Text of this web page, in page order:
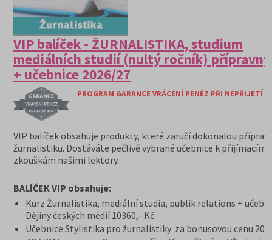
VIP balíček - ŽURNALISTIKA, studium
mediálních studií (nultý ročník)
+ učebnice 2026/27
PROGRAM GARANCE VRÁCENÍ PENĚZ PŘI NEPŘIJETÍ
VIP balíček obsahuje produkty, které zaručí dokonalou
žurnalistiku. Dostáváte pečlivě vybrané učebnice k přijímacím
zkouškám našimi lektory.
BALÍČEK VIP obsahuje:
Kurz Žurnalistika, mediální studia, publik relations +
Dějiny českých médií 10360,- Kč
Učebnice Stylistika pro žurnalistiky za bonusovou cenu